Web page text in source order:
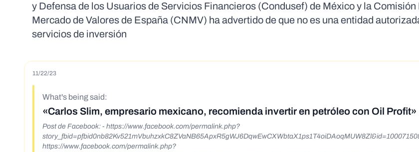
y Defensa de los Usuarios de Servicios Financieros (Condusef) de México y la Comisión
Mercado de Valores de España (CNMV) ha advertido de que no es una entidad
servicios de inversión
11/22/23
What's being said:
«Carlos Slim, empresario mexicano, recomienda invertir en petróleo con Oil Profit»
Post de Facebook: - https://www.facebook.com/permalink.php?
https://www.facebook.com/permalink.php?